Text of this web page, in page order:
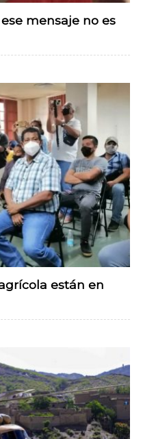
mensaje no es
están en